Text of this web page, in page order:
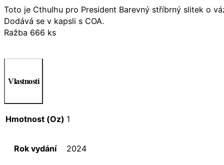
Toto je Cthulhu pro President Barevný stříbrný slitek o
Dodává se v kapsli s COA.
Ražba 666 ks
Vlastnosti
Hmotnost (Oz) 1
Rok vydání 2024